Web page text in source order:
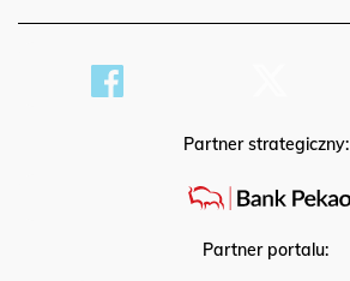
Partner strategiczny:
Partner portalu: